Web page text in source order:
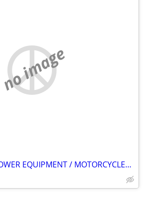
no image
POWERSPORTS / POWER EQUIPMENT / MOTORCYCLES / WATERCRAFTS